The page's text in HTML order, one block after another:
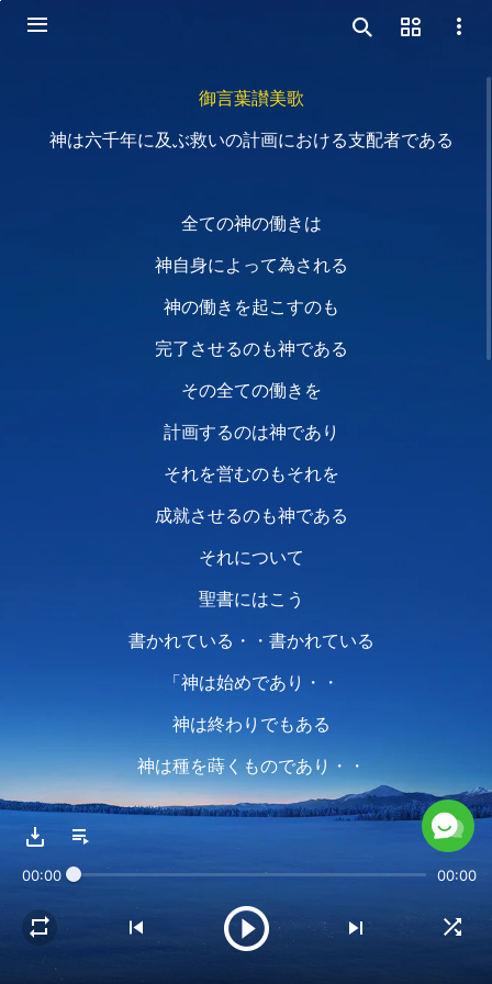
御言葉讃美歌
神は六千年に及ぶ救いの計画における支配者である
全ての神の働きは
神自身によって為される
神の働きを起こすのも
完了させるのも神である
その全ての働きを
計画するのは神であり
それを営むのもそれを
成就させるのも神である
それについて
聖書にはこう
書かれている・・書かれている
「神は始めであり・・
神は終わりでもある
神は種を蒔くものであり・・
収穫するものでもある」
神の手によって行われる
00:00 00:00